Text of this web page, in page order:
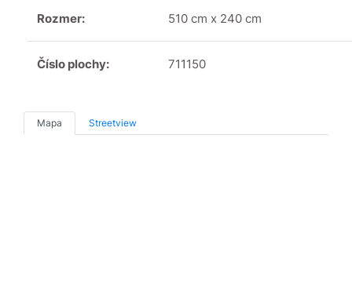
Rozmer: 510 cm x 240 cm
Číslo plochy: 711150
Mapa Streetview